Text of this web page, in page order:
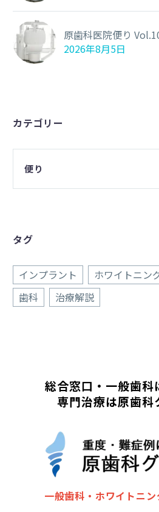
原歯科医院便り
2026年8月5日
カテゴリー
便り
タグ
インプラント ホワイトニン
歯科
治療解説
総合窓口・一般歯科
専門治療は原歯科
一般歯科・ホワイトニ